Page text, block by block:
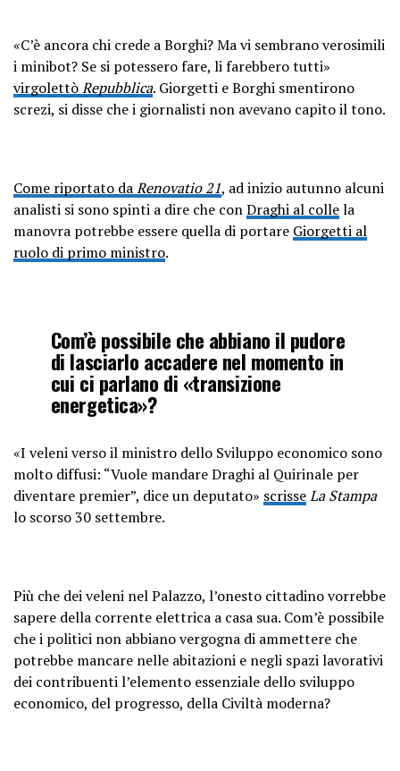
«C’è ancora chi crede a Borghi? Ma vi sembrano verosimili
i minibot? Se si potessero fare, li farebbero tutti»
virgolettòRepubblica. Giorgetti e Borghi smentirono
screzi, si disse che i giornalisti non avevano capito il tono.
Come riportato daRenovatio 21, ad inizio autunno alcuni
analisti si sono spinti a dire che conDraghi al collela
manovra potrebbe essere quella di portare Giorgetti al
ruolo di primo ministro.
Com’è possibile che abbiano il pudore
di lasciarlo accadere nel momento in
cui ci parlano di «transizione
energetica»?
«I veleni verso il ministro dello Sviluppo economico sono
molto diffusi: “Vuole mandare Draghi al Quirinale per
diventare premier”, dice un deputato» scrisseLa Stampa
lo scorso 30 settembre.
Più che dei veleni nel Palazzo, l’onesto cittadino vorrebbe
sapere della corrente elettrica a casa sua. Com’è possibile
che i politici non abbiano vergogna di ammettere che
potrebbe mancare nelle abitazioni e negli spazi lavorativi
dei contribuenti l’elemento essenziale dello sviluppo
economico, del progresso, della Civiltà moderna?